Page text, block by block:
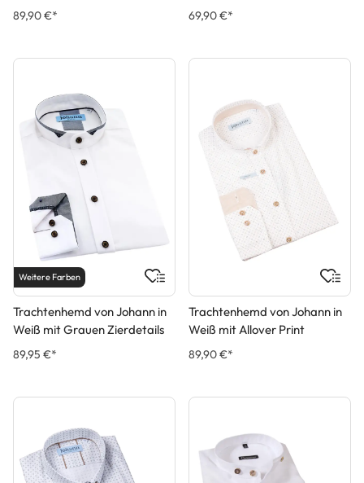
Applikationen
89,90 €*
Muster in Blau
69,90 €*
Weitere Farben
Trachtenhemd von Johann in
Weiß mit Grauen Zierdetails
89,95 €*
Trachtenhemd von Johann in
Weiß mit Allover Print
89,90 €*